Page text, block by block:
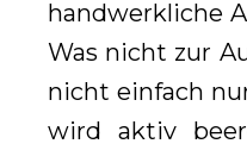
handwerkliche
Was nicht zur
nicht einfach
wird aktiv